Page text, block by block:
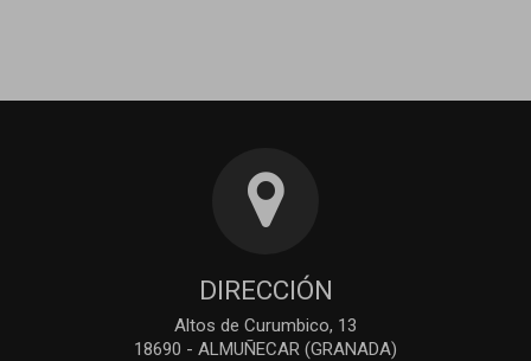
DIRECCIÓN
Altos de Curumbico, 13
18690 - ALMUÑECAR (GRANADA)